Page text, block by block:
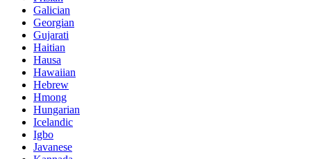
Galician
Georgian
Gujarati
Haitian
Hausa
Hawaiian
Hebrew
Hmong
Hungarian
Icelandic
Igbo
Javanese